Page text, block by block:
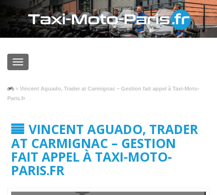
» Vincent Aguado, Trader at Carmignac – Gestion fait appel à Taxi-Moto-
Paris.fr
VINCENT AGUADO, TRADER
AT CARMIGNAC – GESTION
FAIT APPEL À TAXI-MOTO-
PARIS.FR